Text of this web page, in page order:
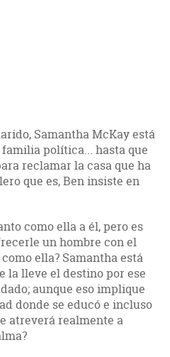
Samantha McKay está
política... hasta que
reclamar la casa que ha
que es, Ben insiste en
como ella a él, pero es
un hombre con el
ella? Samantha está
la lleve el destino por ese
aunque eso implique
donde se educó e incluso
atreverá realmente a